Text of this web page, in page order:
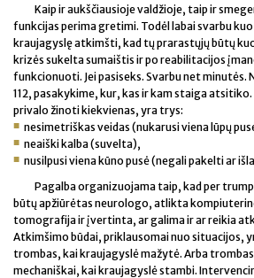
Kaip ir aukščiausioje valdžioje, taip ir
funkcijas perima gretimi. Todėl labai svarbu
kraujagyslę atkimšti, kad tų prarastųjų būtų
krizės sukelta sumaištis ir po reabilitacijos
funkcionuoti. Jei pasiseks. Svarbu net minutės.
112, pasakykime, kur, kas ir kam staiga
privalo žinoti kiekvienas, yra trys:
nesimetriškas veidas (nukarusi viena lūpų
neaiški kalba (suvelta),
nusilpusi viena kūno pusė (negali pakelti ar
Pagalba organizuojama taip, kad per
būtų apžiūrėtas neurologo, atlikta
tomografija ir įvertinta, ar galima ir ar reikia
Atkimšimo būdai, priklausomai nuo situacijos,
trombas, kai kraujagyslė mažytė. Arba
mechaniškai, kai kraujagyslė stambi.